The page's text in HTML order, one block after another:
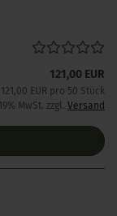
121,00 EUR
121,00 EUR pro 50 Stück
MwSt. zzgl. Versand